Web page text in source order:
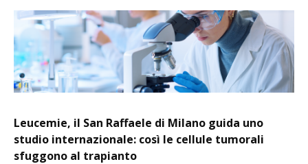
Leucemie, il San Raffaele di Milano guida uno
studio internazionale: così le cellule tumorali
sfuggono al trapianto